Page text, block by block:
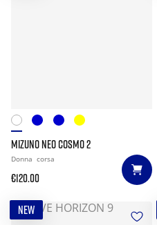
MIZUNO NEO COSMO 2
Donna corsa
€120.00
NEW